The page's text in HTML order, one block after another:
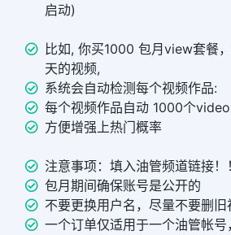
启动)
比如, 你买1000 包月view套餐
天的视频,
系统会自动检测每个视频作品:
每个视频作品自动 1000个
方便增强上热门概率
注意事项：填入油管频道链接！
包月期间确保账号是公开的
不要更换用户名，尽量不要删旧
一个订单仅适用于一个油管帐